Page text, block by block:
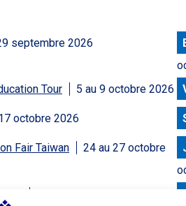
septembre 2026
Tour 5 au 9 octobre 2026
octobre 2026
Fair Taiwan
24 au 27 octobre